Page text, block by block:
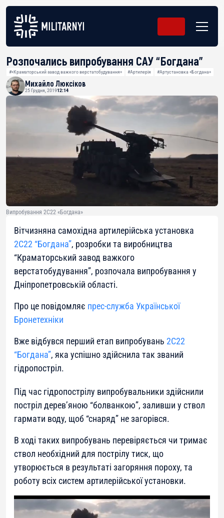
Розпочались випробування САУ “Богдана”
#«Краматорський завод важкого верстатобудування» #Артилерія #Артустановка «Богдана»
Михайло Люксіков
25 Грудня, 201912:14
Випробування 2С22 «Богдана»
Вітчизняна самохідна артилерійська установка
2С22 “Богдана”, розробки та виробництва
“Краматорський завод важкого
верстатобудування”, розпочала випробування у
Дніпропетровській області.
Про це повідомляє прес-служба Української
Бронетехніки
Вже відбувся перший етап випробувань 2С22
“Богдана”, яка успішно здійснила так званий
гідропостріл.
Під час гідропострілу випробувальники здійснили
постріл дерев’яною “болванкою”, заливши у ствол
гармати воду, щоб “снаряд” не загорівся.
В ході таких випробувань перевіряється чи тримає
ствол необхідний для пострілу тиск, що
утворюється в результаті загоряння пороху, та
роботу всіх систем артилерійської установки.